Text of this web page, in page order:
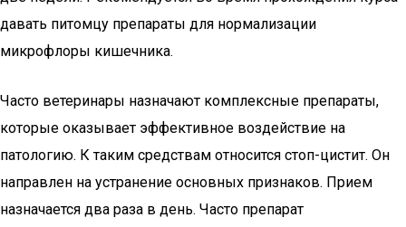
давать питомцу препараты для нормализации
микрофлоры кишечника.
Часто ветеринары назначают комплексные препараты,
которые оказывает эффективное воздействие на
патологию. К таким средствам относится стоп-цистит. Он
направлен на устранение основных признаков. Прием
назначается два раза в день. Часто препарат